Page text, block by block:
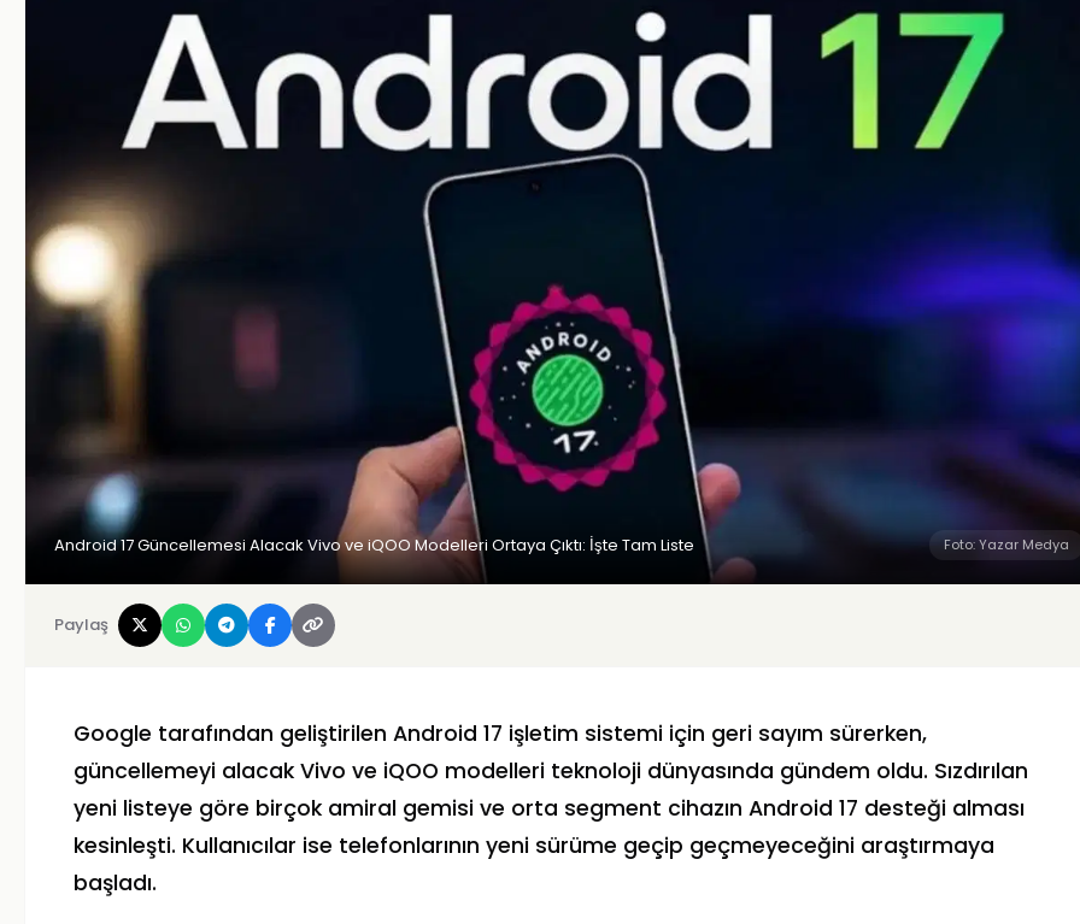
Android 17 Güncellemesi Alacak Vivo ve iQOO Modelleri Ortaya Çıktı: İşte Tam Liste Foto: Yazar Medya
Paylaş
Google tarafından geliştirilen Android 17 işletim sistemi için geri sayım sürerken,
güncellemeyi alacak Vivo ve iQOO modelleri teknoloji dünyasında gündem oldu. Sızdırılan
yeni listeye göre birçok amiral gemisi ve orta segment cihazın Android 17 desteği alması
kesinleşti. Kullanıcılar ise telefonlarının yeni sürüme geçip geçmeyeceğini araştırmaya
başladı.